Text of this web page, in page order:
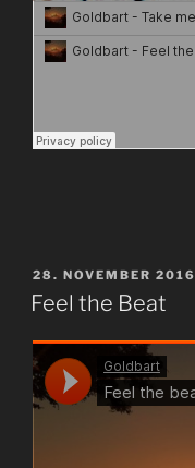
VERÖFFENTLICHT
AM
28. NOVEMBER 2016
Feel the Beat